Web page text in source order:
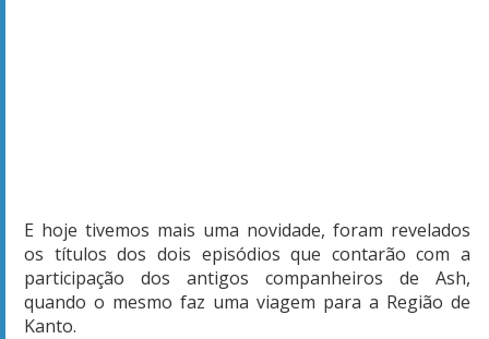
E hoje tivemos mais uma novidade, foram revelados
os títulos dos dois episódios que contarão com a
participação dos antigos companheiros de Ash,
quando o mesmo faz uma viagem para a Região de
Kanto.